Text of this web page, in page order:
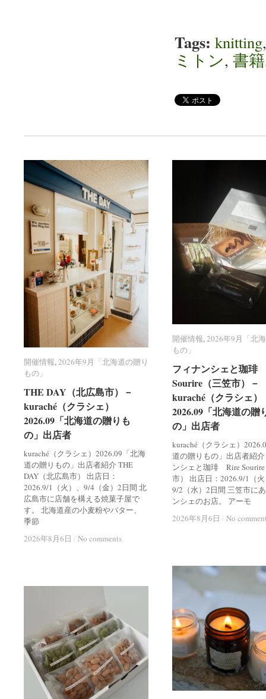
Tags: knitting
ミトン, 書籍
開催情報,2026年9月「北海道の贈り
もの」
THE DAY（北広島市）－
kuraché（クラシェ）
2026.09「北海道の贈りも
の」出店者
kuraché（クラシェ）2026.09「北海
道の贈りもの」出店者紹介 THE
DAY（北広島市） 出店日：
2026.9/1（火）、9/4（金）2日間 北
広島市に店舗を構える焼菓子屋で
す。 北海道産の小麦粉やバター、
季節
2026年8月6日 / No comments
開催情報 2026年9月「北海道の贈り
もの」
THE DAY（北広島市）－
kuraché（クラシェ）
2026.09「北海道の贈りも
の」出店者
2026年8月6日 / No comments
開催情報,2026年9月「北
もの」
フィナンシェと珈
Sourire（三笠市）－
kuraché（クラシェ）
2026.09「北海道の贈
の」出店者
kuraché（クラシェ）
道の贈りもの」出店者紹
ンシェと珈琲 Rire
市） 出店日：2026.9/1（
9/2（水）2日間 三笠市に
ンシェのお店。 アーモ
2026年8月6日 / No
開催情報 2026年9月「北
もの」
フィナンシェと珈
Sourire（三笠市）－
kuraché（クラシェ）
2026.09「北海道の贈
の」出店者
2026年8月6日 / No